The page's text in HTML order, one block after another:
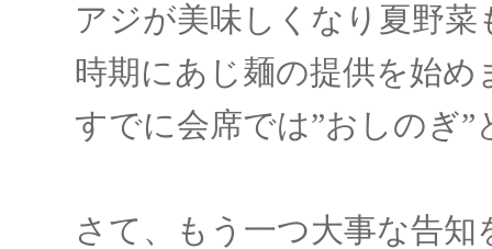
アジが美味しくなり夏野
時期にあじ麺の提供を始め
すでに会席では”おしのぎ
さて、もう一つ大事な告